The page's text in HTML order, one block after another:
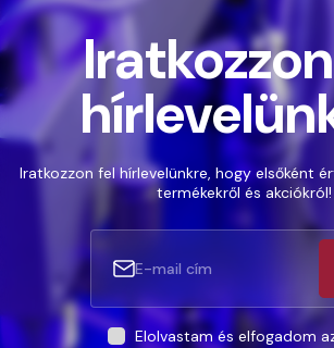
Iratkozzon fel hírlevelünkre, hogy elsőként
termékekről és akciókról!
Elolvastam és elfogadom